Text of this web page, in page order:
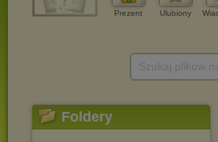
Prezent Ulubiony
Foldery